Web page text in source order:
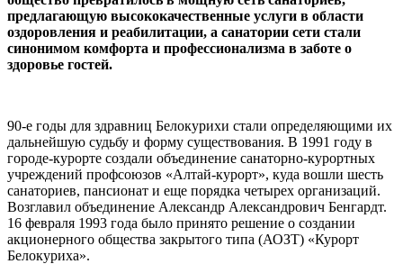
предлагающую высококачественные услуги в области
оздоровления и реабилитации, а санатории сети стали
синонимом комфорта и профессионализма в заботе о
здоровье гостей.
90-е годы для здравниц Белокурихи стали определяющими их
дальнейшую судьбу и форму существования. В 1991 году в
городе-курорте создали объединение санаторно-курортных
учреждений профсоюзов «Алтай-курорт», куда вошли шесть
санаториев, пансионат и еще порядка четырех организаций.
Возглавил объединение Александр Александрович Бенгардт.
16 февраля 1993 года было принято решение о создании
акционерного общества закрытого типа (АОЗТ) «Курорт
Белокуриха».